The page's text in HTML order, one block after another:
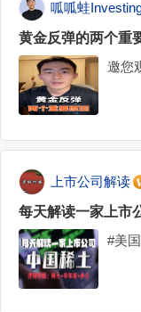
呱呱蛙
黄金反弹的两个重
邀您
上市公司解读
每天解读一家上市
#美